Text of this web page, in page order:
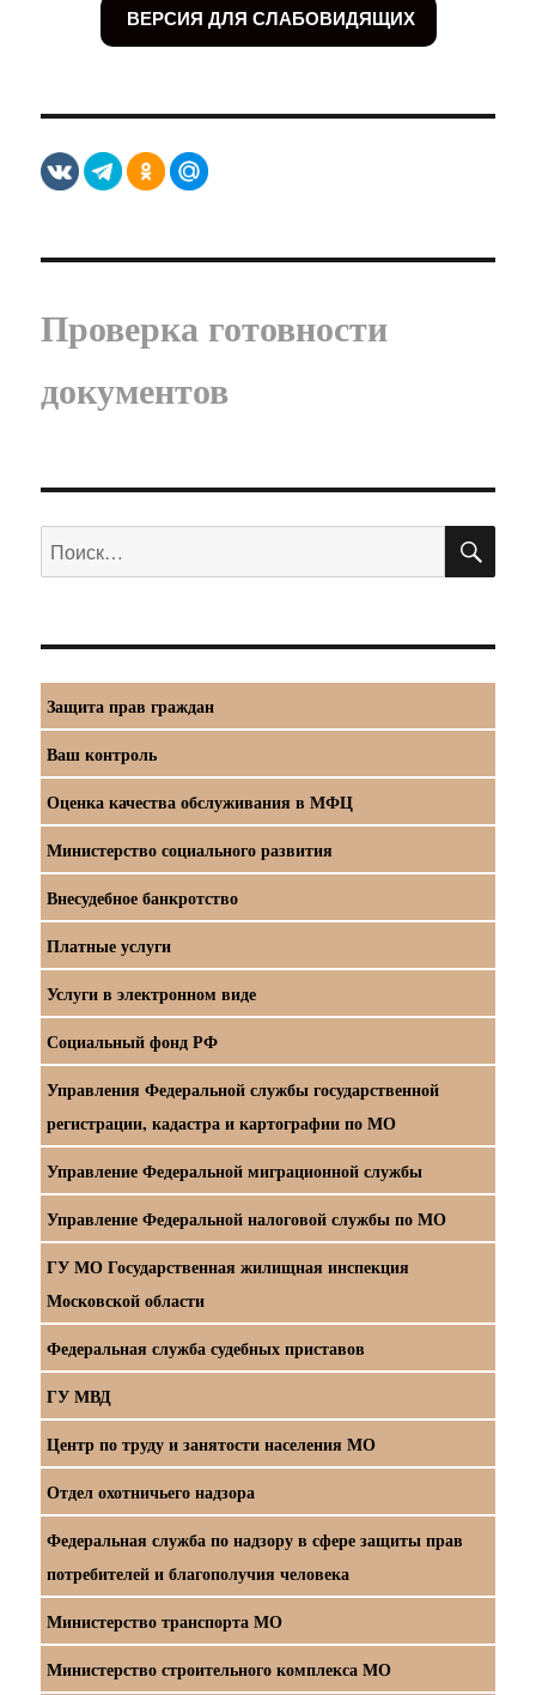
ВЕРСИЯ ДЛЯ СЛАБОВИДЯЩИХ
Проверка готовности
документов
Искать:
Защита прав граждан
Ваш контроль
Оценка качества обслуживания в МФЦ
Министерство социального развития
Внесудебное банкротство
Платные услуги
Услуги в электронном виде
Социальный фонд РФ
Управления Федеральной службы государственной
регистрации, кадастра и картографии по МО
Управление Федеральной миграционной службы
Управление Федеральной налоговой службы по МО
ГУ МО Государственная жилищная инспекция
Московской области
Федеральная служба судебных приставов
ГУ МВД
Центр по труду и занятости населения МО
Отдел охотничьего надзора
Федеральная служба по надзору в сфере защиты прав
потребителей и благополучия человека
Министерство транспорта МО
Министерство строительного комплекса МО